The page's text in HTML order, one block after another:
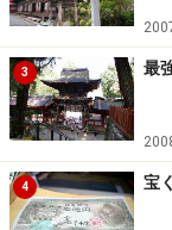
3 最
4 宝